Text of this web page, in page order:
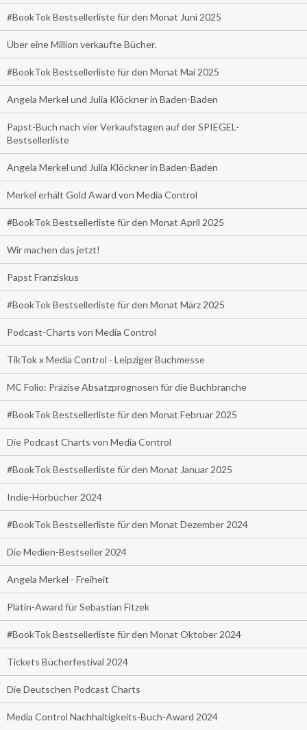
#BookTok Bestsellerliste für den Monat Juni 2025
Über eine Million verkaufte Bücher.
#BookTok Bestsellerliste für den Monat Mai 2025
Angela Merkel und Julia Klöckner in Baden-Baden
Papst-Buch nach vier Verkaufstagen auf der SPIEGEL-
Bestsellerliste
Angela Merkel und Julia Klöckner in Baden-Baden
Merkel erhält Gold Award von Media Control
#BookTok Bestsellerliste für den Monat April 2025
Wir machen das jetzt!
Papst Franziskus
#BookTok Bestsellerliste für den Monat März 2025
Podcast-Charts von Media Control
TikTok x Media Control - Leipziger Buchmesse
MC Folio: Präzise Absatzprognosen für die Buchbranche
#BookTok Bestsellerliste für den Monat Februar 2025
Die Podcast Charts von Media Control
#BookTok Bestsellerliste für den Monat Januar 2025
Indie-Hörbücher 2024
#BookTok Bestsellerliste für den Monat Dezember 2024
Die Medien-Bestseller 2024
Angela Merkel - Freiheit
Platin-Award für Sebastian Fitzek
#BookTok Bestsellerliste für den Monat Oktober 2024
Tickets Bücherfestival 2024
Die Deutschen Podcast Charts
Media Control Nachhaltigkeits-Buch-Award 2024